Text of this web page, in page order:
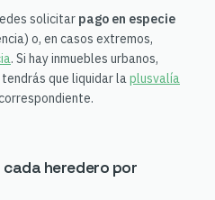
solicitar pago en especie
o, en casos extremos,
. Si hay inmuebles urbanos,
que liquidar laplusvalía
heredero por